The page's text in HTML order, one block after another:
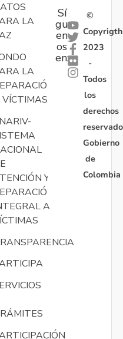
LA
LA
Y
A
Sí
gu
en
os
en:
©
Copyrigth
2023
-
Todos
los
derechos
Gobierno
de
Colombia